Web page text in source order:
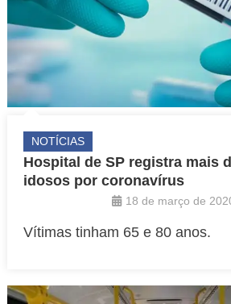
NOTÍCIAS
Hospital de SP registra mais
idosos por coronavírus
18 de março de
Vítimas tinham 65 e 80 anos.